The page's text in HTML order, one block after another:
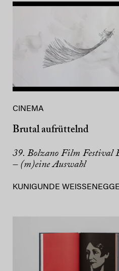
CINEMA
Brutal aufrüttelnd
39. Bolzano Film Festival
– (m)eine Auswahl
KUNIGUNDE